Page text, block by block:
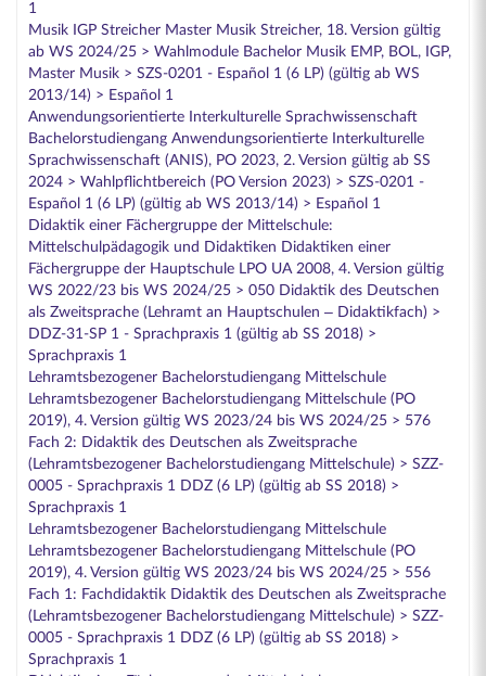
1
Musik IGP Streicher Master Musik Streicher, 18. Version gültig
ab WS 2024/25 > Wahlmodule Bachelor Musik EMP, BOL, IGP,
Master Musik > SZS-0201 - Español 1 (6 LP) (gültig ab WS
2013/14) > Español 1
Anwendungsorientierte Interkulturelle Sprachwissenschaft
Bachelorstudiengang Anwendungsorientierte Interkulturelle
Sprachwissenschaft (ANIS), PO 2023, 2. Version gültig ab SS
2024 > Wahlpflichtbereich (PO Version 2023) > SZS-0201 -
Español 1 (6 LP) (gültig ab WS 2013/14) > Español 1
Didaktik einer Fächergruppe der Mittelschule:
Mittelschulpädagogik und Didaktiken Didaktiken einer
Fächergruppe der Hauptschule LPO UA 2008, 4. Version gültig
WS 2022/23 bis WS 2024/25 > 050 Didaktik des Deutschen
als Zweitsprache (Lehramt an Hauptschulen – Didaktikfach) >
DDZ-31-SP 1 - Sprachpraxis 1 (gültig ab SS 2018) >
Sprachpraxis 1
Lehramtsbezogener Bachelorstudiengang Mittelschule
Lehramtsbezogener Bachelorstudiengang Mittelschule (PO
2019), 4. Version gültig WS 2023/24 bis WS 2024/25 > 576
Fach 2: Didaktik des Deutschen als Zweitsprache
(Lehramtsbezogener Bachelorstudiengang Mittelschule) > SZZ-
0005 - Sprachpraxis 1 DDZ (6 LP) (gültig ab SS 2018) >
Sprachpraxis 1
Lehramtsbezogener Bachelorstudiengang Mittelschule
Lehramtsbezogener Bachelorstudiengang Mittelschule (PO
2019), 4. Version gültig WS 2023/24 bis WS 2024/25 > 556
Fach 1: Fachdidaktik Didaktik des Deutschen als Zweitsprache
(Lehramtsbezogener Bachelorstudiengang Mittelschule) > SZZ-
0005 - Sprachpraxis 1 DDZ (6 LP) (gültig ab SS 2018) >
Sprachpraxis 1